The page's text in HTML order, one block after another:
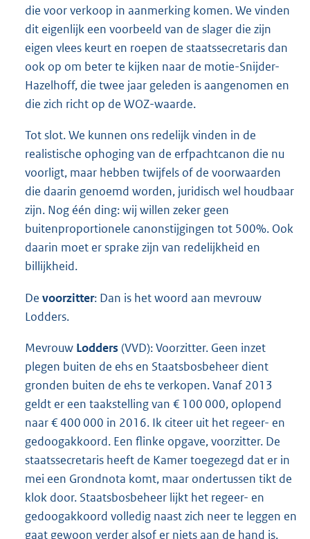
die voor verkoop in aanmerking komen. We vinden
dit eigenlijk een voorbeeld van de slager die zijn
eigen vlees keurt en roepen de staatssecretaris dan
ook op om beter te kijken naar de motie-Snijder-
Hazelhoff, die twee jaar geleden is aangenomen en
die zich richt op de WOZ-waarde.
Tot slot. We kunnen ons redelijk vinden in de
realistische ophoging van de erfpachtcanon die nu
voorligt, maar hebben twijfels of de voorwaarden
die daarin genoemd worden, juridisch wel houdbaar
zijn. Nog één ding: wij willen zeker geen
buitenproportionele canonstijgingen tot 500%. Ook
daarin moet er sprake zijn van redelijkheid en
billijkheid.
De voorzitter: Dan is het woord aan mevrouw
Lodders.
Mevrouw Lodders (VVD): Voorzitter. Geen inzet
plegen buiten de ehs en Staatsbosbeheer dient
gronden buiten de ehs te verkopen. Vanaf 2013
geldt er een taakstelling van € 100 000, oplopend
naar € 400 000 in 2016. Ik citeer uit het regeer- en
gedoogakkoord. Een flinke opgave, voorzitter. De
staatssecretaris heeft de Kamer toegezegd dat er in
mei een Grondnota komt, maar ondertussen tikt de
klok door. Staatsbosbeheer lijkt het regeer- en
gedoogakkoord volledig naast zich neer te leggen en
gaat gewoon verder alsof er niets aan de hand is.